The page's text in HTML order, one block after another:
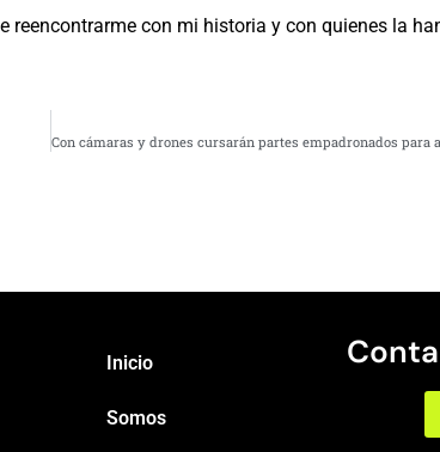
con mi historia y con quienes la
Inicio
Somos